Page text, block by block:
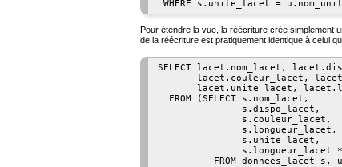
Pour étendre la vue, la réécriture crée simplement
de la réécriture est pratiquement identique à celui
SELECT lacet.nom_lacet,
lacet.couleur_lacet,
lacet.unite_lacet,
  FROM (SELECT s.nom_lacet,
               s.dispo_lacet,
               s.couleur_lacet,
               s.longueur_lacet,
               s.unite_lacet,
s.longueur_lacet
FROM donnees_lacet s,